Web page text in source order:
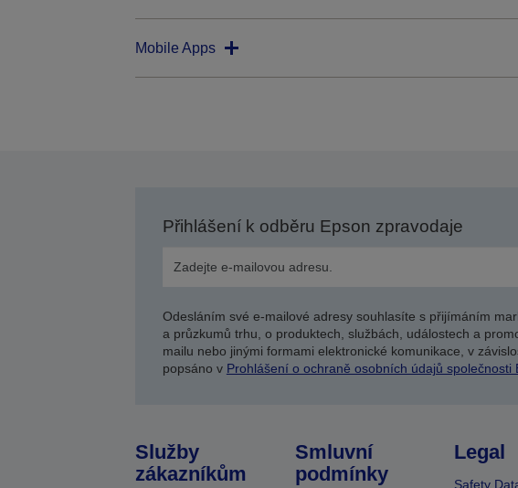
Mobile Apps
Přihlášení k odběru Epson zpravodaje
Odesláním své e-mailové adresy souhlasíte s přijímáním
a průzkumů trhu, o produktech, službách, událostech a
mailu nebo jinými formami elektronické komunikace, v
popsáno v Prohlášení o ochraně osobních údajů společnosti
Služby
zákazníkům
Smluvní
podmínky
Legal
Safety